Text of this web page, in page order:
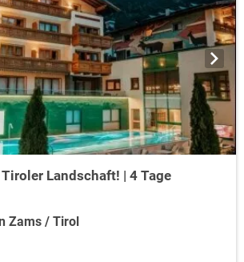
Landschaft! | 4 Tage
Zams / Tirol